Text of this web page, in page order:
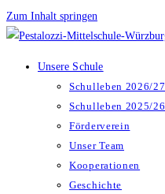
Zum Inhalt springen
Unsere Schule
Schulleben 2026/27
Schulleben 2025/26
Förderverein
Unser Team
Kooperationen
Geschichte